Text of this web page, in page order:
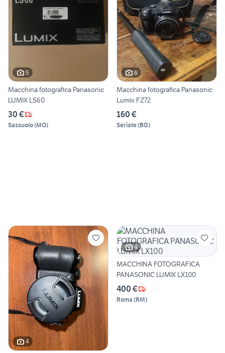
5
Macchina fotografica Panasonic
LUMIX LS60
30 €
Sassuolo(MO)
6
Macchina fotografica Panasonic
Lumix FZ72
160 €
Seriate(BG)
4
4
MACCHINA FOTOGRAFICA
PANASONIC LUMIX LX100
400 €
Roma (RM)